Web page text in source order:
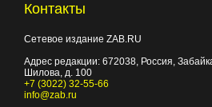
Контакты
Сетевое издание ZAB.RU
Адрес редакции: 672038, Россия,
Шилова, д. 100
+7 (3022) 32-55-66
info@zab.ru